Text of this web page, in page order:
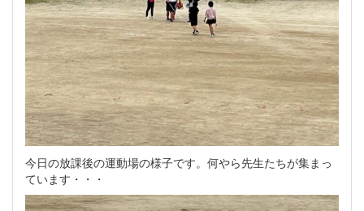
今日の放課後の運動場の様子です。何やら先生たちが集まっ
ています・・・